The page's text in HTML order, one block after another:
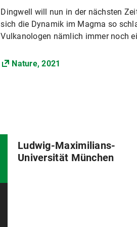
Dingwell will nun in der nächsten
sich die Dynamik im Magma so
Vulkanologen nämlich immer noch
Nature, 2021
Ludwig-Maximilians-
Universität München